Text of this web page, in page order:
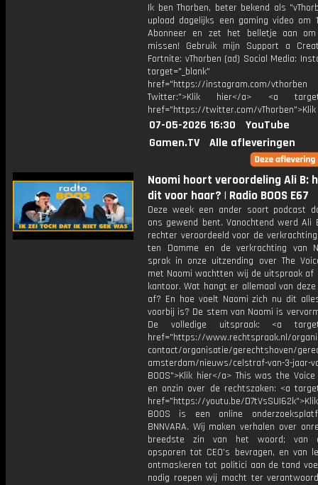
Ik ben Thorben, beter bekend als
upload dagelijks een gaming video om
Abonneer en zet het belletje aan
missen! Gebruik mijn Support a
Fortnite: vThorben (ad) Social Media:
target="_blank"
href="https://instagram.com/vthorben
Twitter:">Klik hier</a> <a
href="https://twitter.com/
07-05-2026 16:30
YouTube
Gamen.TV
Alle afleveringen
Naomi hoort veroordeling Ali B:
dit voor haar? | Radio BOOS E67
Deze week een ander soort podcast
ons gewend bent. Vanochtend werd Ali
rechter veroordeeld voor de
ten Damme en de verkrachting van
sprak in onze uitzending over The
met Naomi wachtten wij de uitspraak af
kantoor. Wat hangt er allemaal van
af? En hoe voelt Naomi zich nu dit
voorbij is? De stem van Naomi is
De volledige uitspraak: <a
href="https://www.rechtspraak.nl/
contact/organisatie/gerechtshoven/
amsterdam/nieuws/celstraf-van-3-jaar-
BOOS">Klik hier</a> This was the
en onzin over de rechtszaken: <a
href="https://youtu.be/
BOOS is een online
BNNVARA. Wij maken verhalen over
breedste zin van het woord; van
opsporen tot CEO’s bevragen, en van
ontmaskeren tot politici aan de tand
nodig roepen wij macht ter